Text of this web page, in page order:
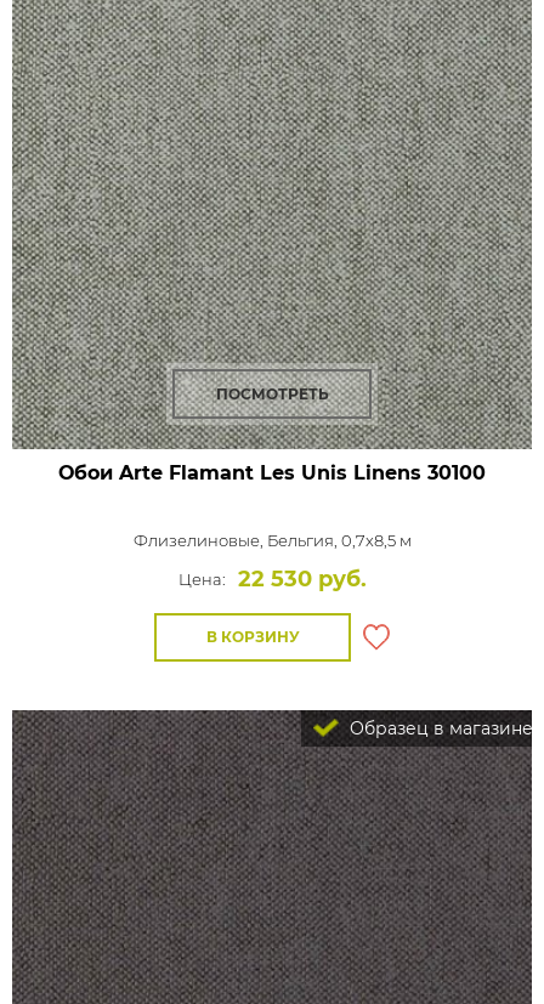
ПОСМОТРЕТЬ
Обои Arte Flamant Les Unis Linens 30100
Флизелиновые, Бельгия, 0,7x8,5 м
Цена:
22 530 руб.
В КОРЗИНУ
Образец в магазине